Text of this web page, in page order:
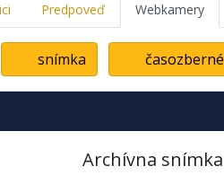
Predpoveď Webkamery
snímka
Archívna snímka